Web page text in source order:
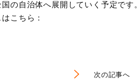
国の自治体へ展開していく予定です。
こちら：
次の記事へ